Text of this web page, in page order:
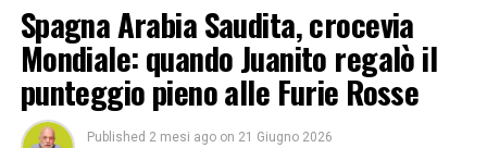
Spagna Arabia Saudita, crocevia
Mondiale: quando Juanito regalò il
punteggio pieno alle Furie Rosse
Published 2 mesi ago on 21 Giugno 2026